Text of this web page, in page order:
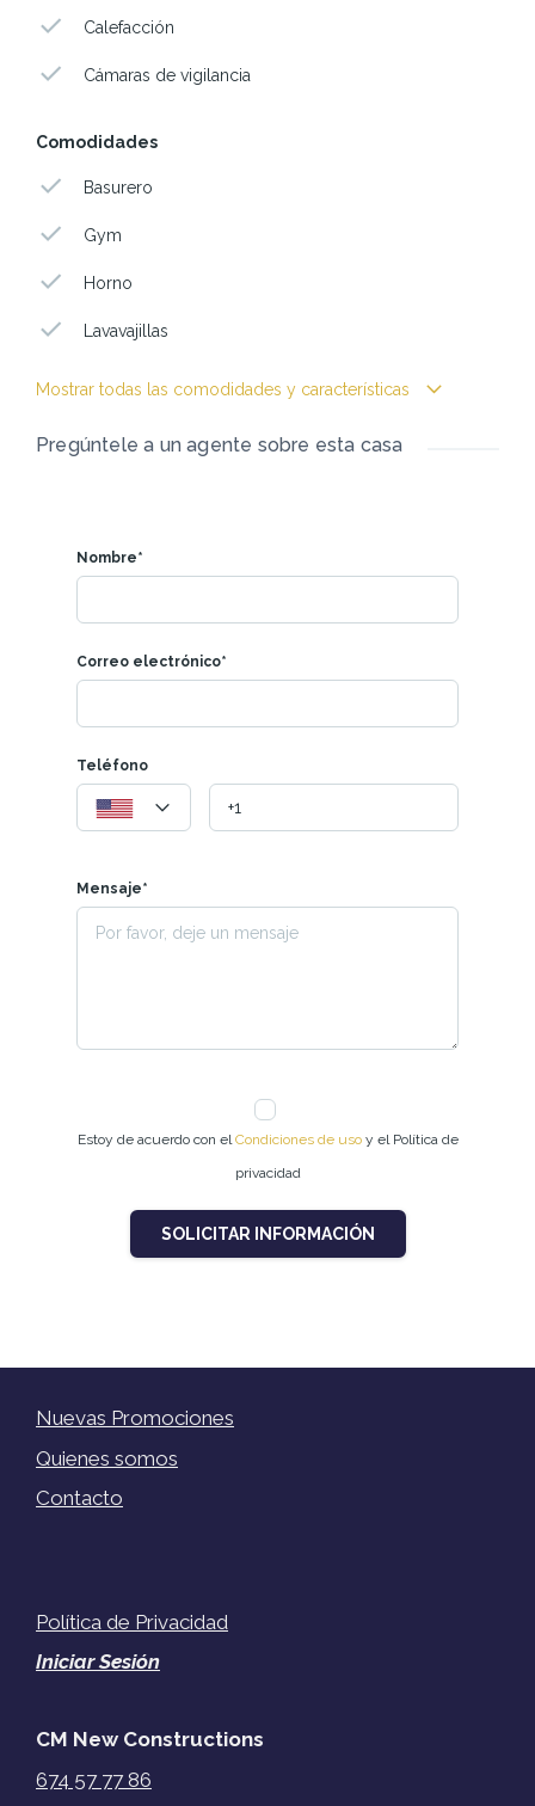
Calefacción
Cámaras de vigilancia
Comodidades
Basurero
Gym
Horno
Lavavajillas
Mostrar todas las comodidades y características
Pregúntele a un agente sobre esta casa
Nombre*
Correo electrónico*
Teléfono
Mensaje*
Estoy de acuerdo con elCondiciones de uso y el Política de
privacidad
SOLICITAR INFORMACIÓN
Nuevas Promociones
Quienes somos
Contacto
Política de Privacidad
Iniciar Sesión
CM New Constructions
674 57 77 86